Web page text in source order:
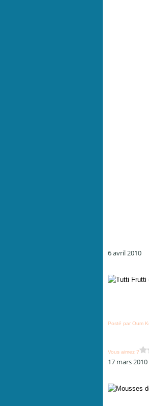
6 avril 2010
Posté par Oum
Vous aimez ?
17 mars 2010